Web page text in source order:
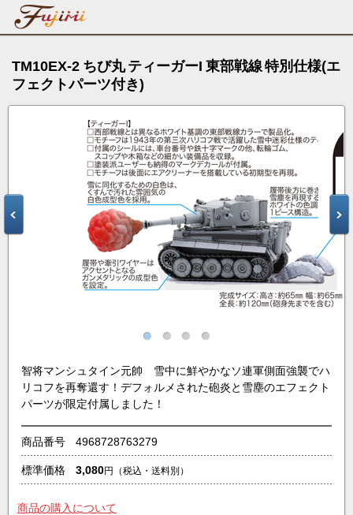
TM10EX-2 ちび丸 ティーガーI 東部戦線 特別仕様(エ
フェクトパーツ付き)
智将マンシュタイン元帥 雪中に鮮やかなソ連軍側面強襲でハ
リコフを再奪還す！デフォルメされた砲炎と雪塵のエフェクト
パーツが限定付属しました！
商品番号 4968728763279
標準価格 3,080円 （税込・送料別）
商品の購入について